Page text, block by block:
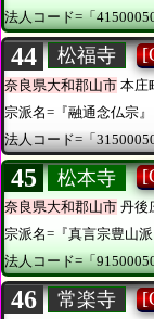
法人コード=「
44 松福寺
奈良県大和郡山市 本庄
宗派名=『融通念仏宗』
法人コード=「
45 松本寺
奈良県大和郡山市 丹後
宗派名=『真言宗豊山派
法人コード=「
46 常楽寺